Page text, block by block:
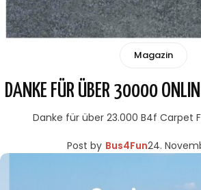
Magazin
DANKE FÜR ÜBER 30000
Danke für über 23.000 B4f Carpet
Post by Bus4Fun24.